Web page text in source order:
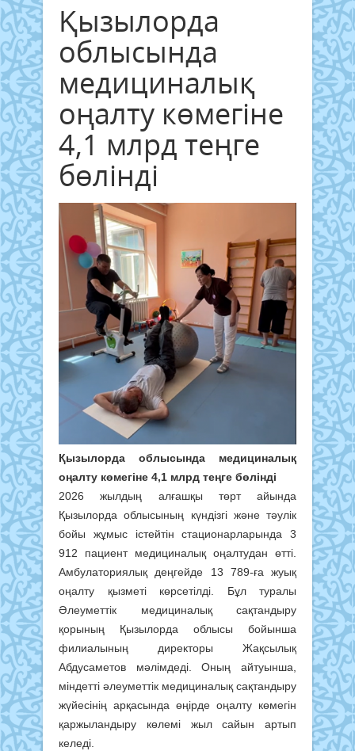
Қызылорда
облысында
медициналық
оңалту көмегіне
4,1 млрд теңге
бөлінді
Қызылорда облысында медициналық
оңалту көмегіне 4,1 млрд теңге бөлінді
2026 жылдың алғашқы төрт айында
Қызылорда облысының күндізгі және тәулік
бойы жұмыс істейтін стационарларында 3
912 пациент медициналық оңалтудан өтті.
Амбулаториялық деңгейде 13 789-ға жуық
оңалту қызметі көрсетілді. Бұл туралы
Әлеуметтік медициналық сақтандыру
қорының Қызылорда облысы бойынша
филиалының директоры Жақсылық
Абдусаметов мәлімдеді. Оның айтуынша,
міндетті әлеуметтік медициналық сақтандыру
жүйесінің арқасында өңірде оңалту көмегін
қаржыландыру көлемі жыл сайын артып
келеді.